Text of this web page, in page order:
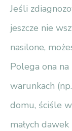
Jeśli
jeszcze nie
nasilone,
Polega ona
warunkach
domu, ściśle
małych